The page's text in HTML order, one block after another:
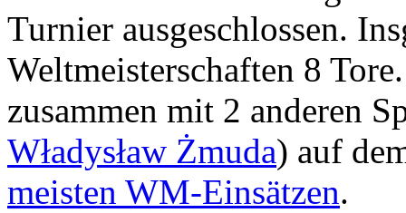
Turnier ausgeschlossen.
Weltmeisterschaften 8
zusammen mit 2 anderen
Władysław Żmuda) auf
meisten WM-Einsätzen.